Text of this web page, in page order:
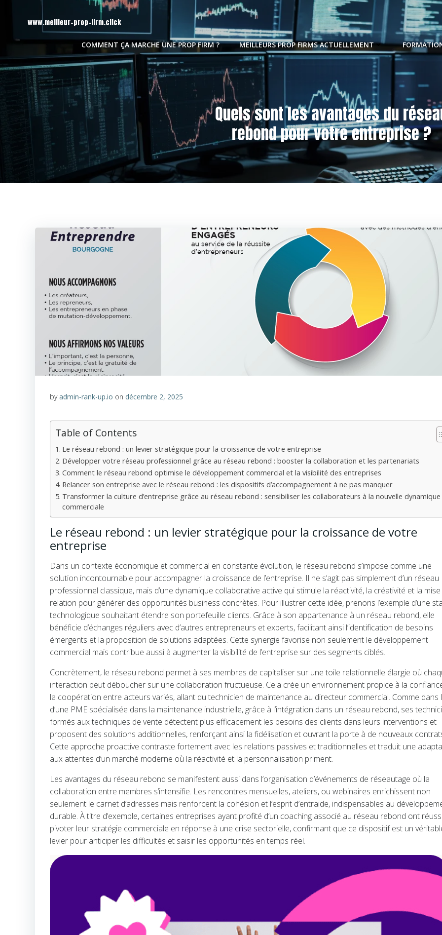
contenu
www.meilleur-prop-firm.click
COMMENT ÇA MARCHE UNE PROP FIRM ? MEILLEURS PROP FIRMS ACTUELLEMENT
Quels sont les avantages du
rebond pour votre entreprise ?
byadmin-rank-up.io on décembre 2, 2025
Table of Contents
Le réseau rebond : un levier stratégique pour la croissance de votre entreprise
Développer votre réseau professionnel grâce au réseau rebond : booster la collaboration et les partenariats
Comment le réseau rebond optimise le développement commercial et la visibilité des entreprises
Relancer son entreprise avec le réseau rebond : les dispositifs d’accompagnement à ne pas manquer
Transformer la culture d’entreprise grâce au réseau rebond : sensibiliser les collaborateurs à la nouvelle dynamique
commerciale
Le réseau rebond : un levier stratégique pour la croissance de votre
entreprise
Dans un contexte économique et commercial en constante évolution, le réseau rebond s’impose comme une
solution incontournable pour accompagner la croissance de l’entreprise. Il ne s’agit pas simplement d’un réseau
professionnel classique, mais d’une dynamique collaborative active qui stimule la réactivité, la créativité et la
relation pour générer des opportunités business concrètes. Pour illustrer cette idée, prenons l’exemple d’une
technologique souhaitant étendre son portefeuille clients. Grâce à son appartenance à un réseau rebond, elle
bénéficie d’échanges réguliers avec d’autres entrepreneurs et experts, facilitant ainsi l’identification de besoins
émergents et la proposition de solutions adaptées. Cette synergie favorise non seulement le développement
commercial mais contribue aussi à augmenter la visibilité de l’entreprise sur des segments ciblés.
Concrètement, le réseau rebond permet à ses membres de capitaliser sur une toile relationnelle élargie où
interaction peut déboucher sur une collaboration fructueuse. Cela crée un environnement propice à la
la coopération entre acteurs variés, allant du technicien de maintenance au directeur commercial. Comme dans
d’une PME spécialisée dans la maintenance industrielle, grâce à l’intégration dans un réseau rebond, ses
formés aux techniques de vente détectent plus efficacement les besoins des clients dans leurs interventions et
proposent des solutions additionnelles, renforçant ainsi la fidélisation et ouvrant la porte à de nouveaux
Cette approche proactive contraste fortement avec les relations passives et traditionnelles et traduit une
aux attentes d’un marché moderne où la réactivité et la personnalisation priment.
Les avantages du réseau rebond se manifestent aussi dans l’organisation d’événements de réseautage où la
collaboration entre membres s’intensifie. Les rencontres mensuelles, ateliers, ou webinaires enrichissent non
seulement le carnet d’adresses mais renforcent la cohésion et l’esprit d’entraide, indispensables au
durable. À titre d’exemple, certaines entreprises ayant profité d’un coaching associé au réseau rebond ont
pivoter leur stratégie commerciale en réponse à une crise sectorielle, confirmant que ce dispositif est un
levier pour anticiper les difficultés et saisir les opportunités en temps réel.